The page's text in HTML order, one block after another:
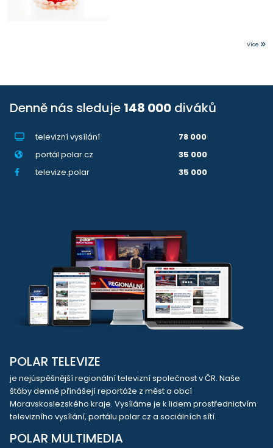
Více
Denně nás sleduje 148 000 diváků
televizní vysílání
78 000
portál polar.cz
35 000
televize.polar
35 000
POLAR TELEVIZE
je nejúspěšnější regionální televizní společnost v ČR. Naše
štáby denně přinášejí reportáže z měst a obcí
Moravskoslezského kraje. Vysíláme je k lidem prostřednictvím
televizního vysílání, portálu polar.cz a sociálních sítí.
POLAR MULTIMEDIA